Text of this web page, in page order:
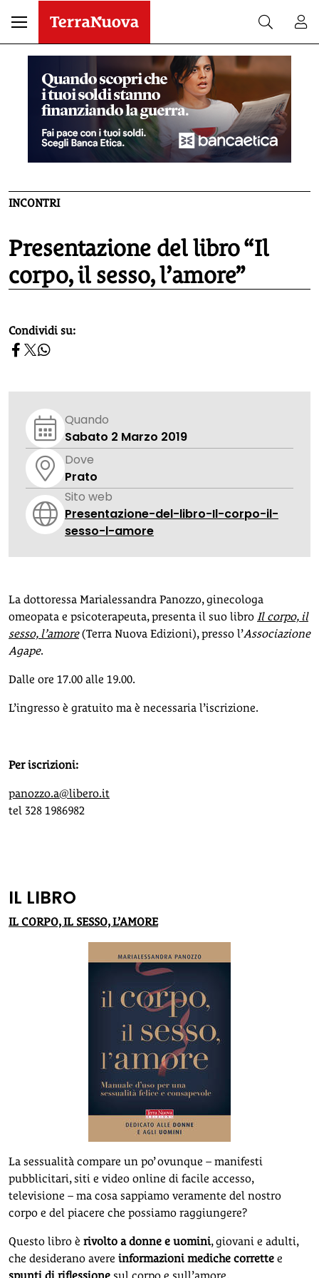
INCONTRI
Presentazione del libro “Il
corpo, il sesso, l’amore”
homepage h2
Condividi su:
Quando
Sabato 2 Marzo 2019
Dove
Prato
Sito web
Presentazione-del-libro-Il-corpo-il-
sesso-l-amore
La dottoressa Marialessandra Panozzo, ginecologa
omeopata e psicoterapeuta, presenta il suo libro Il corpo, il
sesso, l’amore(Terra Nuova Edizioni), presso l’Associazione
Agape.
Dalle ore 17.00 alle 19.00.
L’ingresso è gratuito ma è necessaria l’iscrizione.
Per iscrizioni:
panozzo.a@libero.it
tel 328 1986982
IL LIBRO
IL CORPO, IL SESSO, L’AMORE
La sessualità compare un po’ ovunque – manifesti
pubblicitari, siti e video online di facile accesso,
televisione – ma cosa sappiamo veramente del nostro
corpo e del piacere che possiamo raggiungere?
Questo libro è rivolto a donne e uomini, giovani e adulti,
che desiderano avere informazioni mediche corrette e